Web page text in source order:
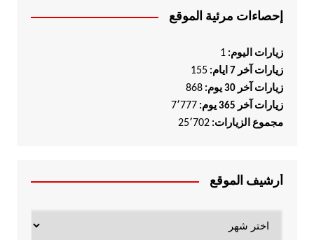
إحصاءات مرئية الموقع
زيارات اليوم: 1
زيارات آخر 7 ايام: 155
زيارات آخر 30 يوم: 868
زيارات آخر 365 يوم: 7٬777
مجموع الزيارات: 25٬702
أرشيف الموقع
الموقع